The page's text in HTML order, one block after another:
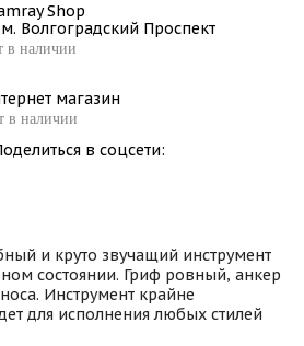
Shop
Волгоградский Проспект
в наличии
магазин
в наличии
в соцсети:
и круто звучащий инструмент
состоянии. Гриф ровный, анкер
Инструмент крайне
для исполнения любых стилей